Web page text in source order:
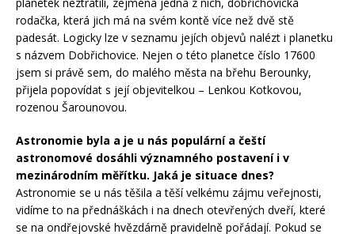
planetek neztratili, zejména jedna z nich, dobřichovická
rodačka, která jich má na svém kontě více než dvě stě
padesát. Logicky lze v seznamu jejích objevů nalézt i planetku
s názvem Dobřichovice. Nejen o této planetce číslo 17600
jsem si právě sem, do malého města na břehu Berounky,
přijela popovídat s její objevitelkou – Lenkou Kotkovou,
rozenou Šarounovou.
Astronomie byla a je u nás populární a čeští
astronomové dosáhli významného postavení i v
mezinárodním měřítku. Jaká je situace dnes?
Astronomie se u nás těšila a těší velkému zájmu veřejnosti,
vidíme to na přednáškách i na dnech otevřených dveří, které
se na ondřejovské hvězdárně pravidelně pořádají. Pokud se